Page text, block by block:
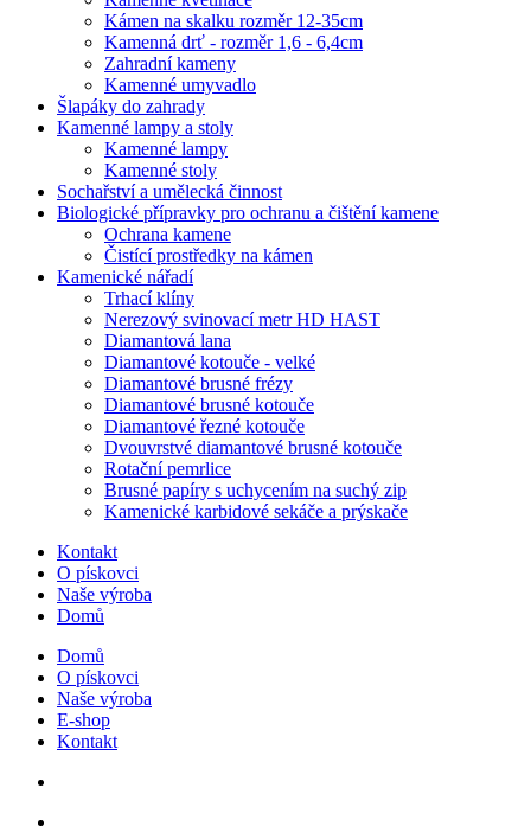
Kámen na skalku rozměr 12-35cm
Kamenná drť - rozměr 1,6 - 6,4cm
Zahradní kameny
Kamenné umyvadlo
Šlapáky do zahrady
Kamenné lampy a stoly
Kamenné lampy
Kamenné stoly
Sochařství a umělecká činnost
Biologické přípravky pro ochranu a čištění kamene
Ochrana kamene
Čistící prostředky na kámen
Kamenické nářadí
Trhací klíny
Nerezový svinovací metr HD HAST
Diamantová lana
Diamantové kotouče - velké
Diamantové brusné frézy
Diamantové brusné kotouče
Diamantové řezné kotouče
Dvouvrstvé diamantové brusné kotouče
Rotační pemrlice
Brusné papíry s uchycením na suchý zip
Kamenické karbidové sekáče a prýskače
Kontakt
O pískovci
Naše výroba
Domů
Domů
O pískovci
Naše výroba
E-shop
Kontakt